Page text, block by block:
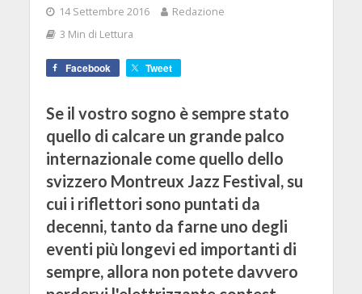
14 Settembre 2016
Redazione
3 Min di Lettura
Facebook Tweet
Se il vostro sogno è sempre stato
quello di calcare un grande palco
internazionale come quello dello
svizzero Montreux Jazz Festival, su
cui i riflettori sono puntati da
decenni, tanto da farne uno degli
eventi più longevi ed importanti di
sempre, allora non potete davvero